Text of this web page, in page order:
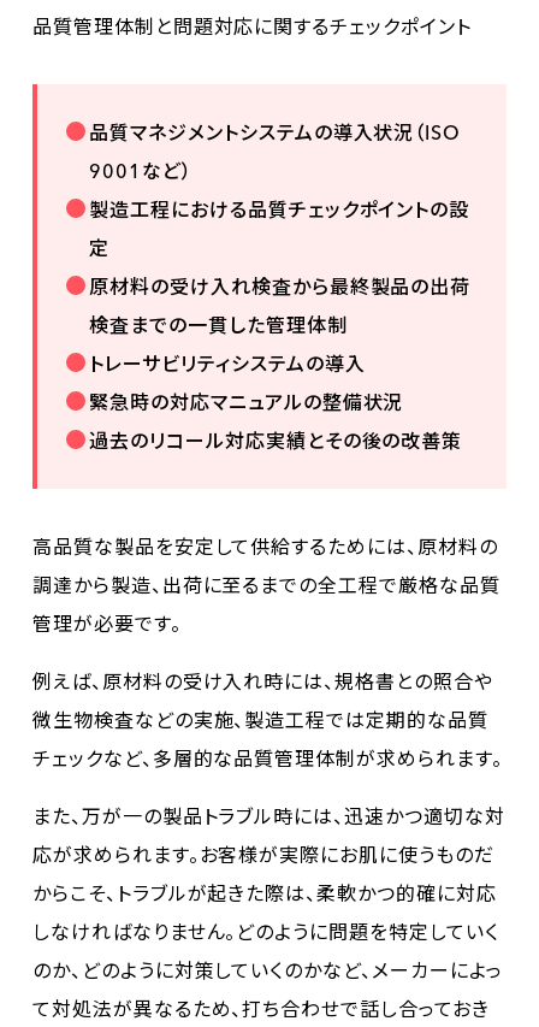
品質管理体制と問題対応に関するチェックポイント
品質マネジメントシステムの導入状況（ISO
9001など）
製造工程における品質チェックポイントの設
定
原材料の受け入れ検査から最終製品の出荷
検査までの一貫した管理体制
トレーサビリティシステムの導入
緊急時の対応マニュアルの整備状況
過去のリコール対応実績とその後の改善策
高品質な製品を安定して供給するためには、原材料の
調達から製造、出荷に至るまでの全工程で厳格な品質
管理が必要です。
例えば、原材料の受け入れ時には、規格書との照合や
微生物検査などの実施、製造工程では定期的な品質
チェックなど、多層的な品質管理体制が求められます。
また、万が一の製品トラブル時には、迅速かつ適切な対
応が求められます。お客様が実際にお肌に使うものだ
からこそ、トラブルが起きた際は、柔軟かつ的確に対応
しなければなりません。どのように問題を特定していく
のか、どのように対策していくのかなど、メーカーによっ
て対処法が異なるため、打ち合わせで話し合っておき